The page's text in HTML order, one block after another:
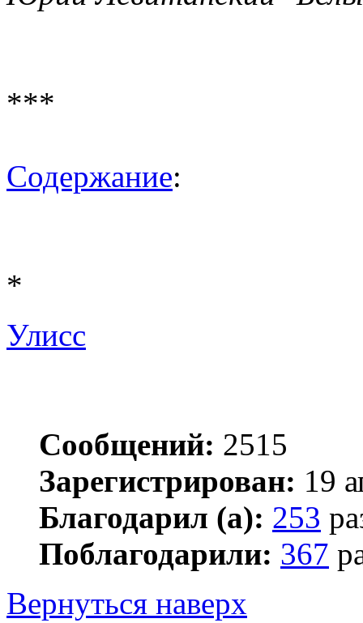
***
Содержание:
*
Улисс
Сообщений: 2515
Зарегистрирован: 19
Благодарил (а): 253
Поблагодарили: 367
Вернуться наверх